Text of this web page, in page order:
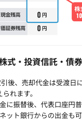
式・投資信託・債券
後、売却代金は受渡日
れます。
に振替後、代表口座円
ット銀行からの出金も可